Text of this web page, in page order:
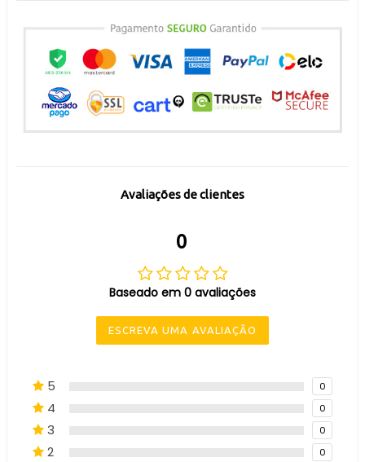
Avaliações de clientes
0
Baseado em 0 avaliações
ESCREVA UMA AVALIAÇÃO
5 0
4 0
3 0
2 0